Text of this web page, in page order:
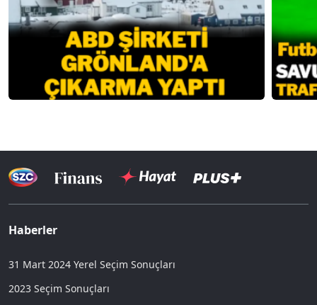
Haberler
31 Mart 2024 Yerel Seçim Sonuçları
2023 Seçim Sonuçları